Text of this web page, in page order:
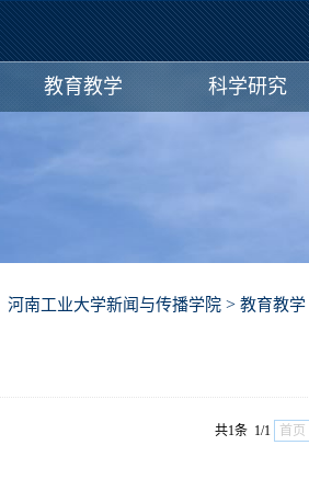
教育教学 科学研究
河南工业大学新闻与传播学院 > 教育教学
共1条 1/1 首页